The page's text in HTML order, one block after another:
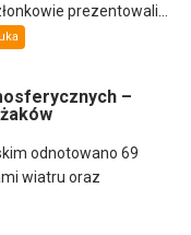
prezentowali...
–
odnotowano 69
wiatru oraz